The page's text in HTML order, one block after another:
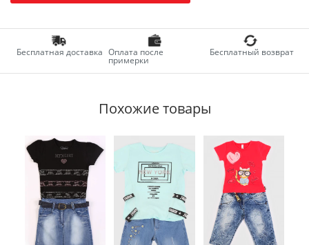
Бесплатная доставка Оплата после
примерки
Бесплатный возврат
Похожие товары